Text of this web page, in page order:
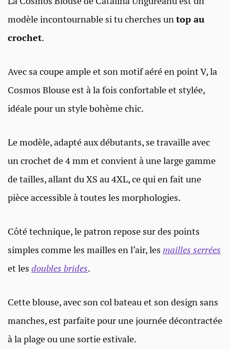
modèle incontournable si tu cherches untop au
crochet.
Avec sa coupe ample et son motif aéré en point V, la
Cosmos Blouse est à la fois confortable et stylée,
idéale pour un style bohème chic.
Le modèle, adapté aux débutants, se travaille avec
un crochet de 4 mm et convient à une large gamme
de tailles, allant du XS au 4XL, ce qui en fait une
pièce accessible à toutes les morphologies.
Côté technique, le patron repose sur des points
simples comme les mailles en l’air, les mailles serrées
et les doubles brides.
Cette blouse, avec son col bateau et son design sans
manches, est parfaite pour une journée décontractée
à la plage ou une sortie estivale.